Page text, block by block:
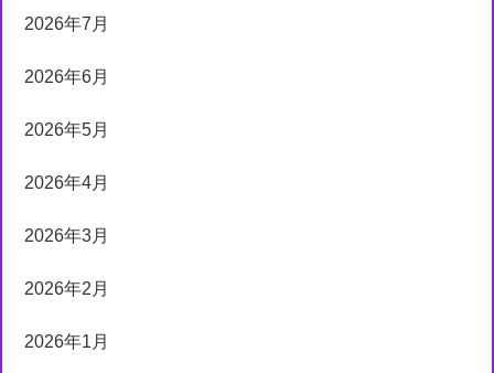
2026年7月
2026年6月
2026年5月
2026年4月
2026年3月
2026年2月
2026年1月